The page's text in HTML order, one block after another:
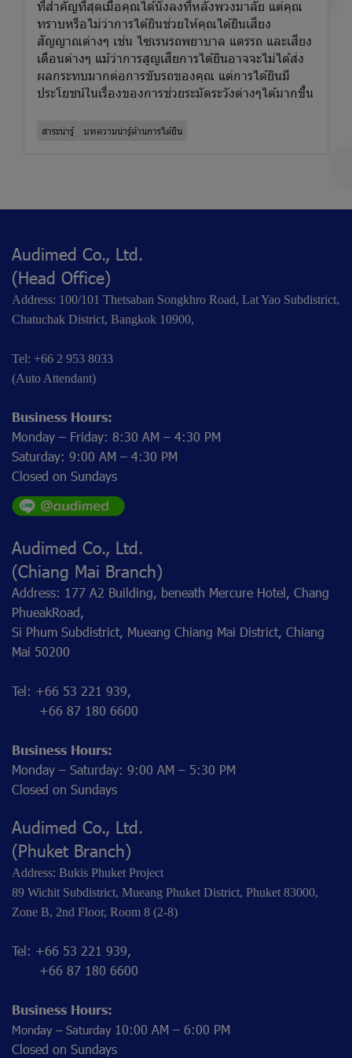
ที่สำคัญที่สุดเมื่อคุณได้นั่งลงที่หลังพวงมาลัย แต่คุณ
ทราบหรือไม่ว่าการได้ยินช่วยให้คุณได้ยินเสียง
สัญญาณต่างๆ เช่น ไซเรนรถพยาบาล แตรรถ และเสียง
เตือนต่างๆ แม้ว่าการสูญเสียการได้ยินอาจจะไม่ได้ส่ง
ผลกระทบมากต่อการขับรถของคุณ แต่การได้ยินมี
ประโยชน์ในเรื่องของการช่วยระมัดระวังต่างๆได้มากขึ้น
สาระน่ารู้ บทความน่ารู้ด้านการได้ยิน
Audimed Co., Ltd.
(Head Office)
Address: 100/101 Thetsaban Songkhro Road, Lat Yao Subdistrict,
Chatuchak District, Bangkok 10900,
Tel: +66 2 953 8033
(Auto Attendant)
Business Hours:
Monday – Friday: 8:30 AM – 4:30 PM
Saturday: 9:00 AM – 4:30 PM
Closed on Sundays
Audimed Co., Ltd.
(Chiang Mai Branch)
Address: 177 A2 Building, beneath Mercure Hotel, Chang
PhueakRoad,
Si Phum Subdistrict, Mueang Chiang Mai District, Chiang
Mai 50200
Tel: +66 53 221 939,
+66 87 180 6600
Business Hours:
Monday – Saturday: 9:00 AM – 5:30 PM
Closed on Sundays
Audimed Co., Ltd.
(Phuket Branch)
Address: Bukis Phuket Project
89 Wichit Subdistrict, Mueang Phuket District, Phuket 83000,
Zone B, 2nd Floor, Room 8 (2-8)
Tel: +66 53 221 939,
+66 87 180 6600
Business Hours:
Monday – Saturday10:00 AM – 6:00 PM
Closed on Sundays